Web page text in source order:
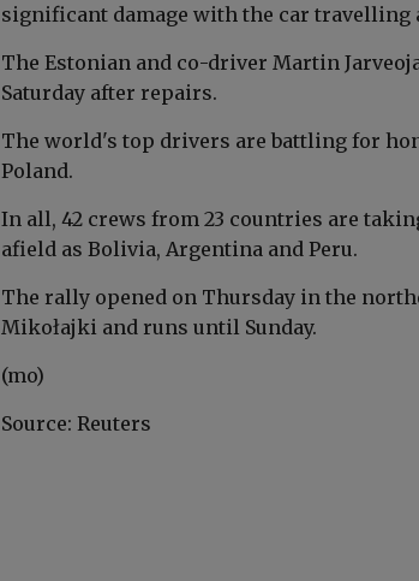
significant damage with the car travelling
The Estonian and co-driver Martin
Saturday after repairs.
The world's top drivers are battling for
Poland.
In all, 42 crews from 23 countries are
afield as Bolivia, Argentina and Peru.
The rally opened on Thursday in the
Mikołajki and runs until Sunday.
(mo)
Source: Reuters